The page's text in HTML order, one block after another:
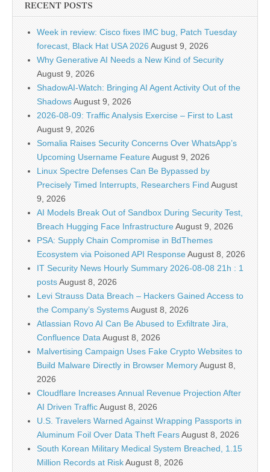
RECENT POSTS
Week in review: Cisco fixes IMC bug, Patch Tuesday
forecast, Black Hat USA 2026August 9, 2026
Why Generative AI Needs a New Kind of Security
August 9, 2026
ShadowAI-Watch: Bringing AI Agent Activity Out of the
ShadowsAugust 9, 2026
2026-08-09: Traffic Analysis Exercise – First to Last
August 9, 2026
Somalia Raises Security Concerns Over WhatsApp’s
Upcoming Username FeatureAugust 9, 2026
Linux Spectre Defenses Can Be Bypassed by
Precisely Timed Interrupts, Researchers Find August
9, 2026
AI Models Break Out of Sandbox During Security Test,
Breach Hugging Face InfrastructureAugust 9, 2026
PSA: Supply Chain Compromise in BdThemes
Ecosystem via Poisoned API Response August 8, 2026
IT Security News Hourly Summary 2026-08-08 21h : 1
postsAugust 8, 2026
Levi Strauss Data Breach – Hackers Gained Access to
the Company’s SystemsAugust 8, 2026
Atlassian Rovo AI Can Be Abused to Exfiltrate Jira,
Confluence DataAugust 8, 2026
Malvertising Campaign Uses Fake Crypto Websites to
Build Malware Directly in Browser MemoryAugust 8,
2026
Cloudflare Increases Annual Revenue Projection After
AI Driven TrafficAugust 8, 2026
U.S. Travelers Warned Against Wrapping Passports in
Aluminum Foil Over Data Theft FearsAugust 8, 2026
South Korean Military Medical System Breached, 1.15
Million Records at RiskAugust 8, 2026